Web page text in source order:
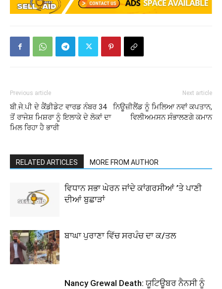
Previous article
ਬੀ.ਜੇ.ਪੀ ਦੇ ਕੈਂਡੀਡੇਟ ਵਾਰਡ ਨੰਬਰ 34
ਤੋਂ ਰਾਜੇਸ਼ ਮਿਸ਼ਰਾ ਨੂੰ ਇਲਾਕੇ ਦੇ ਲੋਕਾਂ ਦਾ
ਮਿਲ ਰਿਹਾ ਹੈ ਭਾਰੀ
Next article
ਨਿਊਜ਼ੀਲੈਂਡ ਨੂੰ ਮਿਲਿਆ ਨਵਾਂ ਕਪਤਾਨ,
ਵਿਲੀਅਮਸਨ ਸੰਭਾਲਣਗੇ ਕਮਾਨ
RELATED ARTICLES MORE FROM AUTHOR
ਵਿਧਾਨ ਸਭਾ ਘੇਰਨ ਜਾਂਦੇ ਕਾਂਗਰਸੀਆਂ ’ਤੇ ਪਾਣੀ
ਦੀਆਂ ਬੁਛਾੜਾਂ
ਬਾਘਾ ਪੁਰਾਣਾ ਵਿੱਚ ਸਰਪੰਚ ਦਾ ਕ/ਤਲ
Nancy Grewal Death: ਯੂਟਿਊਬਰ ਨੈਨਸੀ ਨੂੰ